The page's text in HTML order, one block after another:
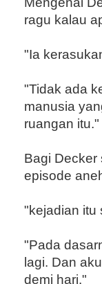
ragu kalau
"Ia
"Tidak ada
manusia
ruangan itu."
Bagi Decker
episode
"kejadian itu
"Pada
lagi. Dan
demi hari."